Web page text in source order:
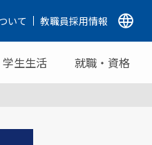
いて 教職員採用情報
学生生活 就職・資格